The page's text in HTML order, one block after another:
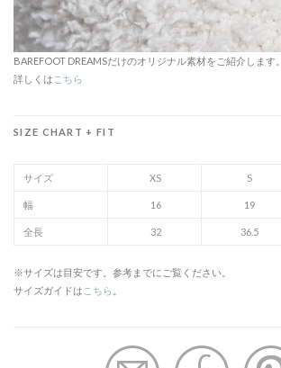
BAREFOOT DREAMSだけのオリジナル素材をご紹介します。
詳しくは こちら
SIZE CHART + FIT
サイズ
幅
全長
XS
16
32
S
19
36.5
※サイズは目安です。参考までにご覧ください。
サイズガイドは こちら